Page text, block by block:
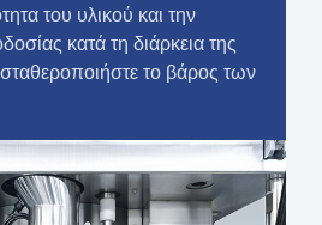
του υλικού και την
κατά τη διάρκεια της
το βάρος των